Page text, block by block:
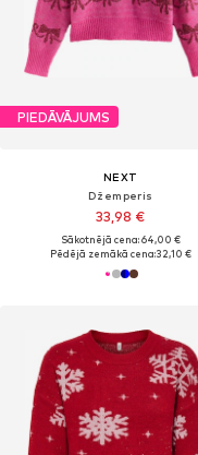
PIEDĀVĀJUMS
NEXT
Džemperis
33,98 €
Sākotnējā cena: 64,00 €
Pēdējā zemākā cena:32,10 €